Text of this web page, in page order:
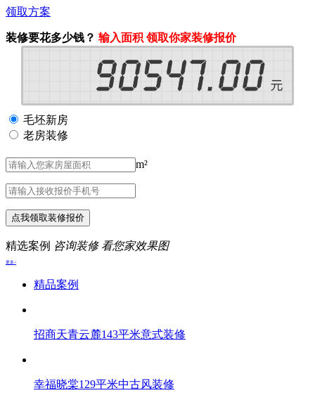
领取方案
装修要花多少钱？ 输入面积 领取你家装修报价
毛坯新房
老房装修
m²
点我领取装修报价
精选案例 咨询装修 看您家效果图
更多>
精品案例
招商天青云麓143平米意式装修
幸福晓棠129平米中古风装修